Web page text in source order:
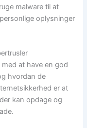
malware til at
oplysninger
at have en god
hvordan de
er at
kan opdage og